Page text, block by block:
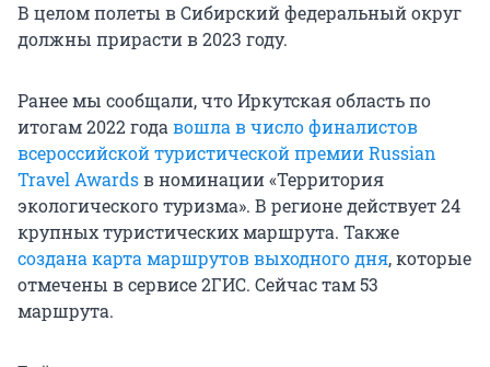
В целом полеты в Сибирский федеральный округ
должны прирасти в 2023 году.
Ранее мы сообщали, что Иркутская область по
итогам 2022 годавошла в число финалистов
всероссийской туристической премии Russian
Travel Awardsв номинации «Территория
экологического туризма». В регионе действует 24
крупных туристических маршрута. Также
создана карта маршрутов выходного дня, которые
отмечены в сервисе 2ГИС. Сейчас там 53
маршрута.